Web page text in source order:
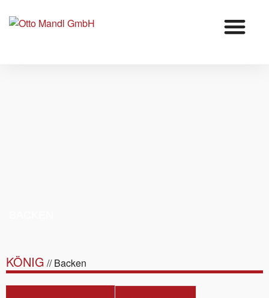
Inhalt
KÖNIG // Backen